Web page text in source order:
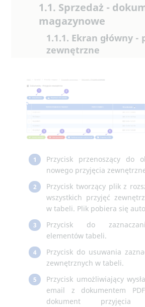
1.1. Sprzedaż -
magazynowe
1.1.1. Ekran główny -
zewnętrzne
1
Przycisk przenoszący do
nowego przyjęcia
2
Przycisk tworzący plik z
wszystkich przyjęć
w tabeli. Plik pobiera się
3
Przycisk do
elementów tabeli.
4
Przycisk do usuwania
zewnętrznych w tabeli.
5
Przycisk umożliwiający
email z dokumentem
dokument przyjęcia